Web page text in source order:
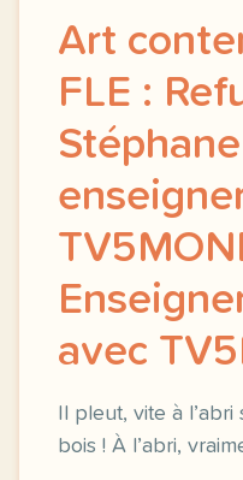
Art
FLE :
avec
Il pleut, vite à
bois ! À l’abri,